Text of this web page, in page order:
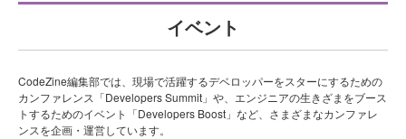
イベント
CodeZine編集部では、現場で活躍するデベロッパーをスターにするための
カンファレンス「Developers Summit」や、エンジニアの生きざまをブース
トするためのイベント「Developers Boost」など、さまざまなカンファレ
ンスを企画・運営しています。